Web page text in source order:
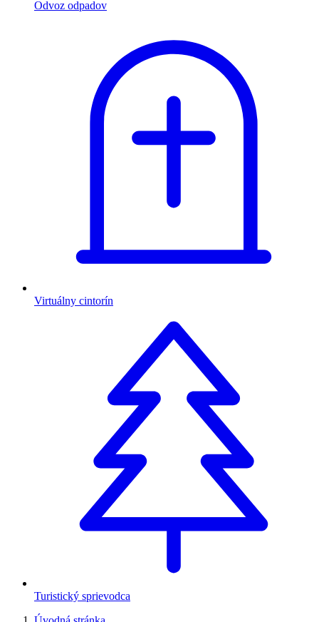
Odvoz odpadov
Virtuálny cintorín
Turistický sprievodca